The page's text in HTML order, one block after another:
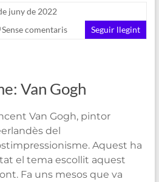
juny de 2022
Sense comentaris Seguir llegint
Van Gogh
Van Gogh, pintor
del
Aquest ha
el tema escollit aquest
Fa uns mesos que va